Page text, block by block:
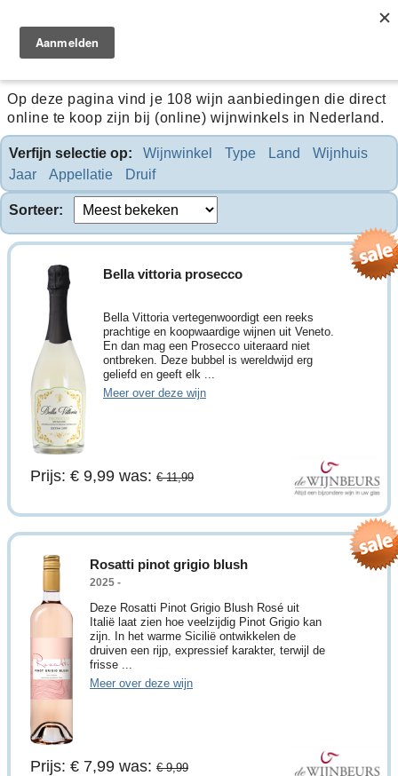
Wijn aanbiedingen
Op deze pagina vind je 108 wijn aanbiedingen die direct
online te koop zijn bij (online) wijnwinkels in Nederland.
Verfijn selectie op: Wijnwinkel Type Land
Wijnhuis
Jaar
Appellatie Druif
Sorteer:
Bella vittoria prosecco
Bella Vittoria vertegenwoordigt een reeks
prachtige en koopwaardige wijnen uit Veneto.
En dan mag een Prosecco uiteraard niet
ontbreken. Deze bubbel is wereldwijd erg
geliefd en geeft elk ...
Meer over deze wijn
Prijs: € 9,99 was: € 11,99
Rosatti pinot grigio blush
2025 -
Deze Rosatti Pinot Grigio Blush Rosé uit
Italië laat zien hoe veelzijdig Pinot Grigio kan
zijn. In het warme Sicilië ontwikkelen de
druiven een rijp, expressief karakter, terwijl de
frisse ...
Meer over deze wijn
Prijs: € 7,99 was: € 9,99